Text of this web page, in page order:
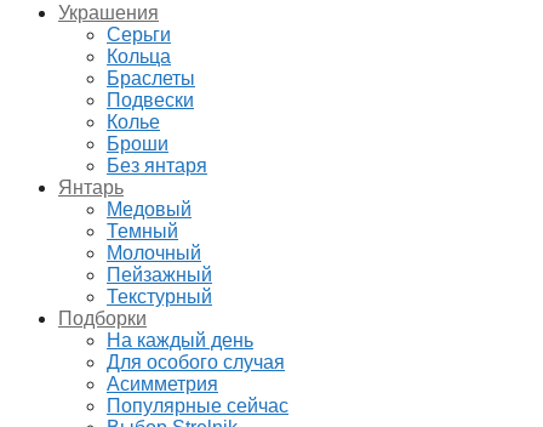
Украшения
Серьги
Кольца
Браслеты
Подвески
Колье
Броши
Без янтаря
Янтарь
Медовый
Темный
Молочный
Пейзажный
Текстурный
Подборки
На каждый день
Для особого случая
Асимметрия
Популярные сейчас